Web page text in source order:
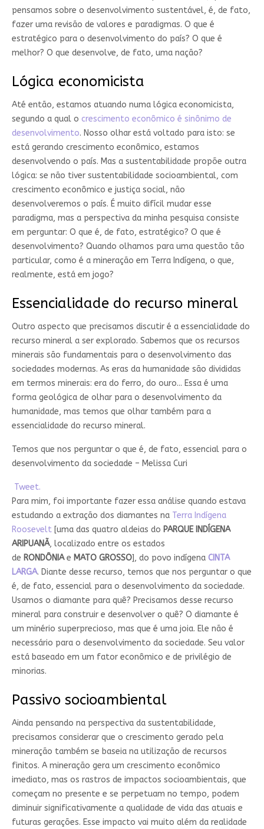
pensamos sobre o desenvolvimento sustentável, é, de fato,
fazer uma revisão de valores e paradigmas. O que é
estratégico para o desenvolvimento do país? O que é
melhor? O que desenvolve, de fato, uma nação?
Lógica economicista
Até então, estamos atuando numa lógica economicista,
segundo a qual o crescimento econômico é sinônimo de
desenvolvimento. Nosso olhar está voltado para isto: se
está gerando crescimento econômico, estamos
desenvolvendo o país. Mas a sustentabilidade propõe outra
lógica: se não tiver sustentabilidade socioambiental, com
crescimento econômico e justiça social, não
desenvolveremos o país. É muito difícil mudar esse
paradigma, mas a perspectiva da minha pesquisa consiste
em perguntar: O que é, de fato, estratégico? O que é
desenvolvimento? Quando olhamos para uma questão tão
particular, como é a mineração em Terra Indígena, o que,
realmente, está em jogo?
Essencialidade do recurso mineral
Outro aspecto que precisamos discutir é a essencialidade do
recurso mineral a ser explorado. Sabemos que os recursos
minerais são fundamentais para o desenvolvimento das
sociedades modernas. As eras da humanidade são divididas
em termos minerais: era do ferro, do ouro... Essa é uma
forma geológica de olhar para o desenvolvimento da
humanidade, mas temos que olhar também para a
essencialidade do recurso mineral.
Temos que nos perguntar o que é, de fato, essencial para o
desenvolvimento da sociedade – Melissa Curi
Tweet.
Para mim, foi importante fazer essa análise quando estava
estudando a extração dos diamantes na Terra Indígena
Roosevelt[uma das quatro aldeias do PARQUE INDÍGENA
ARIPUANÃ, localizado entre os estados
de RONDÔNIAe MATO GROSSO], do povo indígena CINTA
LARGA. Diante desse recurso, temos que nos perguntar o que
é, de fato, essencial para o desenvolvimento da sociedade.
Usamos o diamante para quê? Precisamos desse recurso
mineral para construir e desenvolver o quê? O diamante é
um minério superprecioso, mas que é uma joia. Ele não é
necessário para o desenvolvimento da sociedade. Seu valor
está baseado em um fator econômico e de privilégio de
minorias.
Passivo socioambiental
Ainda pensando na perspectiva da sustentabilidade,
precisamos considerar que o crescimento gerado pela
mineração também se baseia na utilização de recursos
finitos. A mineração gera um crescimento econômico
imediato, mas os rastros de impactos socioambientais, que
começam no presente e se perpetuam no tempo, podem
diminuir significativamente a qualidade de vida das atuais e
futuras gerações. Esse impacto vai muito além da realidade